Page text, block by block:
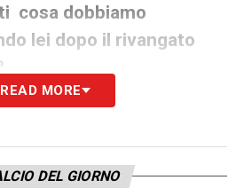
cosa dobbiamo
lei dopo il rivangato
sa’ cosa fare. Sa’
un brutto europeo
carte giuste per poter fare
READ MORE
DEL GIORNO